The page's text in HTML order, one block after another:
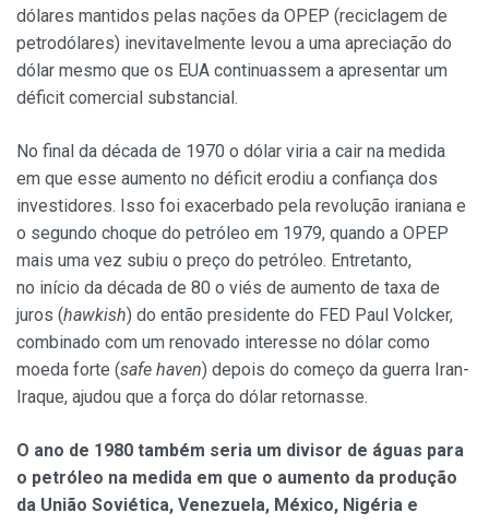
dólares mantidos pelas nações da OPEP (reciclagem de
petrodólares) inevitavelmente levou a uma apreciação do
dólar mesmo que os EUA continuassem a apresentar um
déficit comercial substancial.
No final da década de 1970 o dólar viria a cair na medida
em que esse aumento no déficit erodiu a confiança dos
investidores. Isso foi exacerbado pela revolução iraniana e
o segundo choque do petróleo em 1979, quando a OPEP
mais uma vez subiu o preço do petróleo. Entretanto,
no início da década de 80 o viés de aumento de taxa de
juros (hawkish) do então presidente do FED Paul Volcker,
combinado com um renovado interesse no dólar como
moeda forte (safe haven) depois do começo da guerra Iran-
Iraque, ajudou que a força do dólar retornasse.
O ano de 1980 também seria um divisor de águas para
o petróleo na medida em que o aumento da produção
da União Soviética, Venezuela, México, Nigéria e